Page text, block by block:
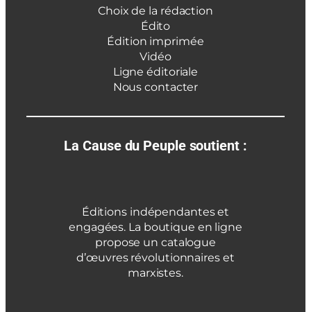
Choix de la rédaction
Édito
Édition imprimée
Vidéo
Ligne éditoriale
Nous contacter
La Cause du Peuple soutient :
Éditions indépendantes et
engagées. La boutique en ligne
propose un catalogue
d’œuvres révolutionnaires et
marxistes.